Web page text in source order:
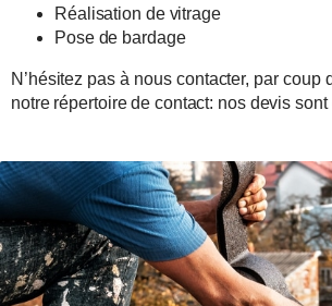
Réalisation de vitrage
Pose de bardage
N’hésitez pas à nous contacter, par coup
notre répertoire de contact: nos devis sont